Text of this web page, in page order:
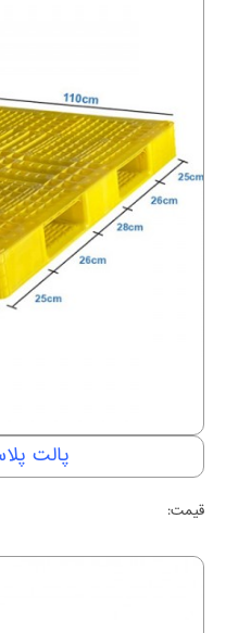
پالت
قیمت: